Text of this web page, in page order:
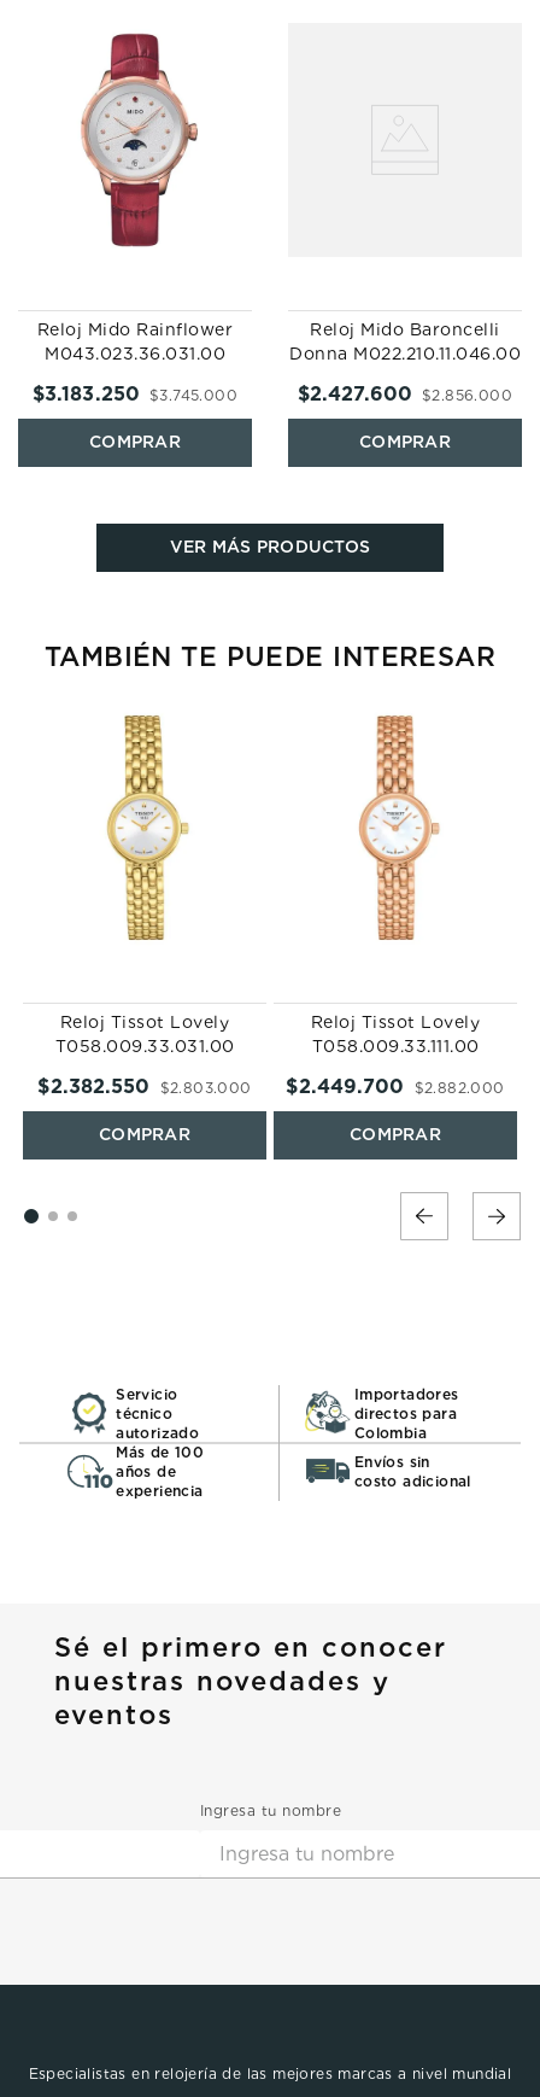
Reloj Mido Rainflower
M043.023.36.031.00
$3.745.000
$3.183.250
Reloj Mido Baroncelli
Donna M022.210.11.046.00
$2.856.000
$2.427.600
VER MÁS PRODUCTOS
TAMBIÉN TE PUEDE INTERESAR
Reloj Tissot Lovely
T058.009.33.031.00
$2.803.000
$2.382.550
Reloj Tissot Lovely
T058.009.33.111.00
$2.882.000
$2.449.700
Servicio
técnico
autorizado
Importadores
directos para
Colombia
Más de 100
años de
experiencia
Envíos sin
costo adicional
Sé el primero en conocer
nuestras novedades y
eventos
Ingresa tu nombre
Especialistas en relojería de las mejores marcas a nivel mundial